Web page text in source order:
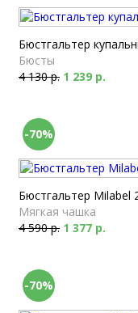
Бюстгальтер
Бюсты
4 130 р. 1 239 р.
-70%
Бюстгальтер Milabel
Мягкая чашка
4 590 р. 1 377 р.
-70%